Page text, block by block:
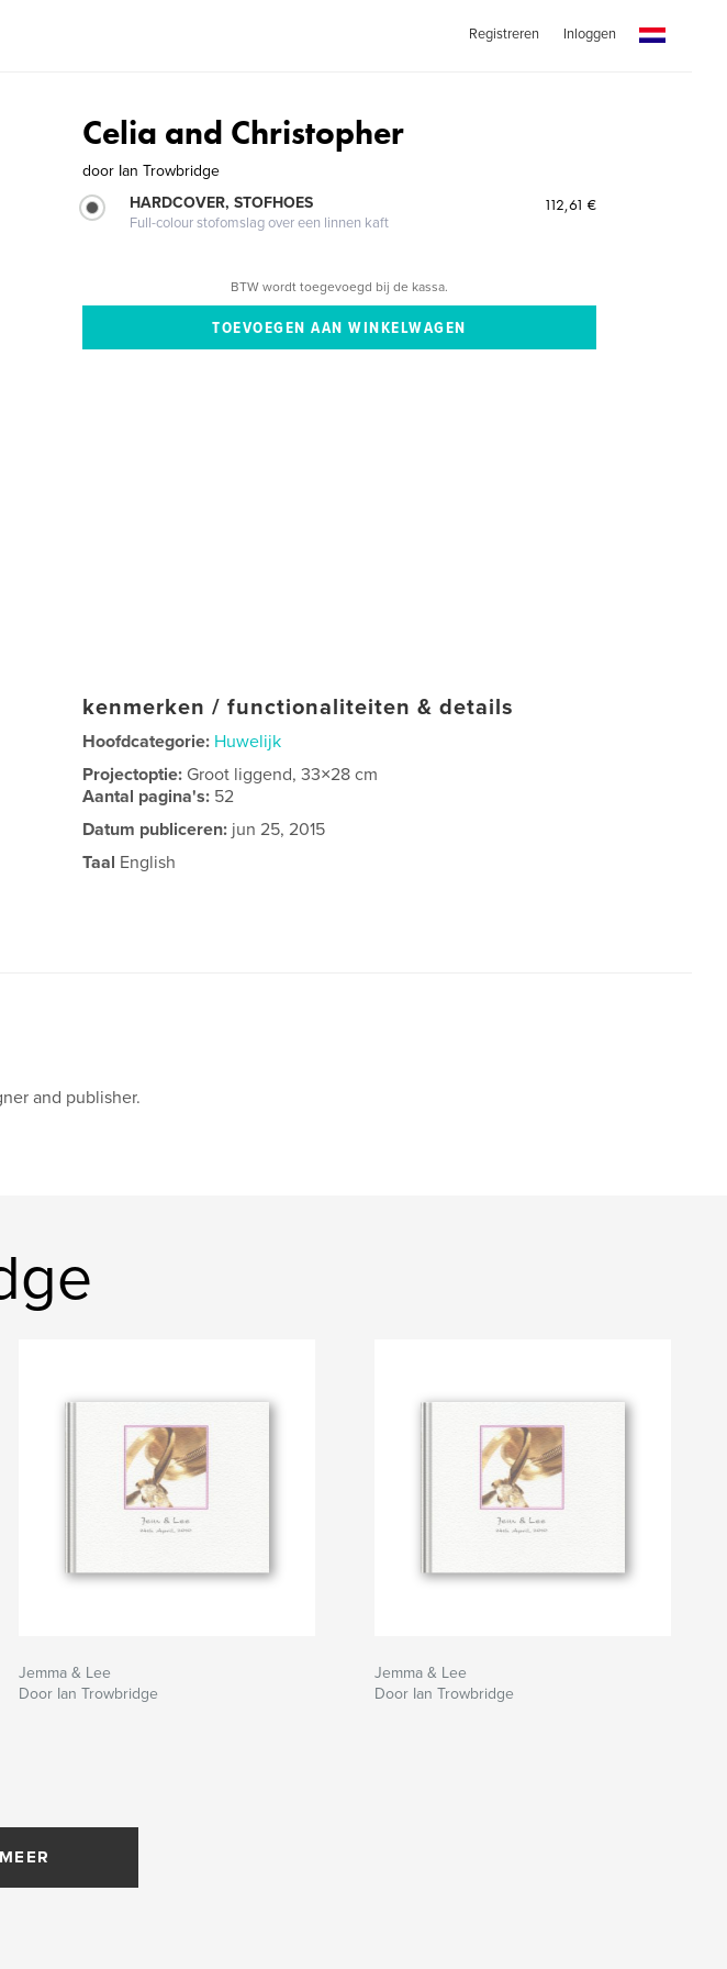
Registreren Inloggen
Celia and Christopher
door Ian Trowbridge
HARDCOVER, STOFHOES
Full-colour stofomslag over een linnen kaft
112,61 €
BTW wordt toegevoegd bij de kassa.
kenmerken / functionaliteiten & details
Hoofdcategorie: Huwelijk
Projectoptie: Groot liggend, 33×28 cm
Aantal pagina's: 52
Datum publiceren: jun 25, 2015
Taal English
and publisher.
Jemma & Lee
Door Ian Trowbridge
Jemma & Lee
Door Ian Trowbridge